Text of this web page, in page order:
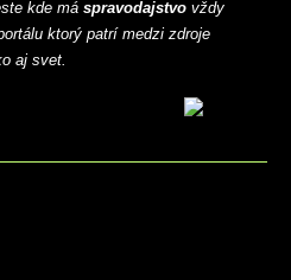
kde má spravodajstvo vždy
ktorý patrí medzi zdroje
aj svet.